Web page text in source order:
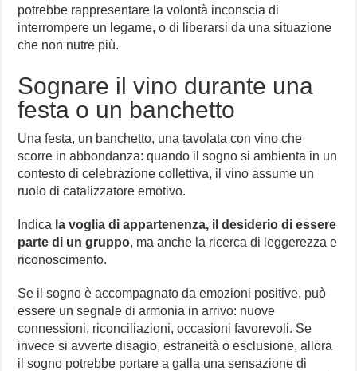
potrebbe rappresentare la volontà inconscia di
interrompere un legame, o di liberarsi da una situazione
che non nutre più.
Sognare il vino durante una
festa o un banchetto
Una festa, un banchetto, una tavolata con vino che
scorre in abbondanza: quando il sogno si ambienta in un
contesto di celebrazione collettiva, il vino assume un
ruolo di catalizzatore emotivo.
Indica la voglia di appartenenza, il desiderio di essere
parte di un gruppo, ma anche la ricerca di leggerezza e
riconoscimento.
Se il sogno è accompagnato da emozioni positive, può
essere un segnale di armonia in arrivo: nuove
connessioni, riconciliazioni, occasioni favorevoli. Se
invece si avverte disagio, estraneità o esclusione, allora
il sogno potrebbe portare a galla una sensazione di